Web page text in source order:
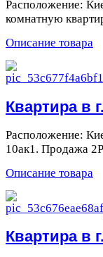
Расположение:
комнатную
Описание товара
Квартира в
Расположение:
10ак1. Продажа
Описание товара
Квартира в